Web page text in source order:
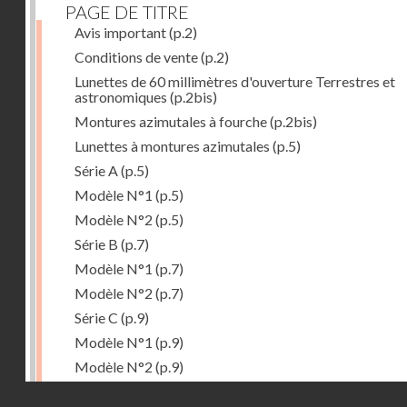
PAGE DE TITRE
Avis important(p.2)
Conditions de vente(p.2)
Lunettes de 60 millimètres d'ouverture Terrestres et
astronomiques (p.2bis)
Montures azimutales à fourche(p.2bis)
Lunettes à montures azimutales (p.5)
Série A (p.5)
Modèle N°1 (p.5)
Modèle N°2 (p.5)
Série B (p.7)
Modèle N°1 (p.7)
Modèle N°2 (p.7)
Série C (p.9)
Modèle N°1 (p.9)
Modèle N°2 (p.9)